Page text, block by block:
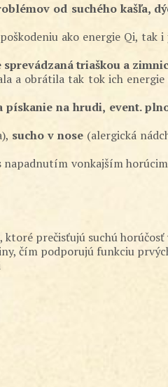
od suchého kašľa,
ako energie Qi, tak
triaškou a
a obrátila tak tok ich
na hrudi, event.
sucho v nose (alergická
vonkajším
prečisťujú suchú
čím podporujú funkciu